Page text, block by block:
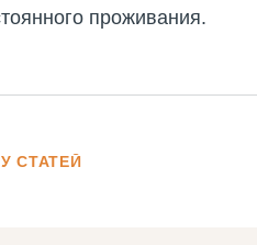
проживания.
СТАТЕЙ